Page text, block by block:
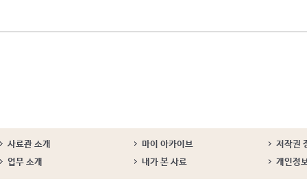
사료관 소개 마이 아카이브
저작권
업무 소개
내가 본 사료 개인정